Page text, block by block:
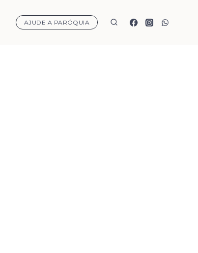
AJUDE A PARÓQUIA